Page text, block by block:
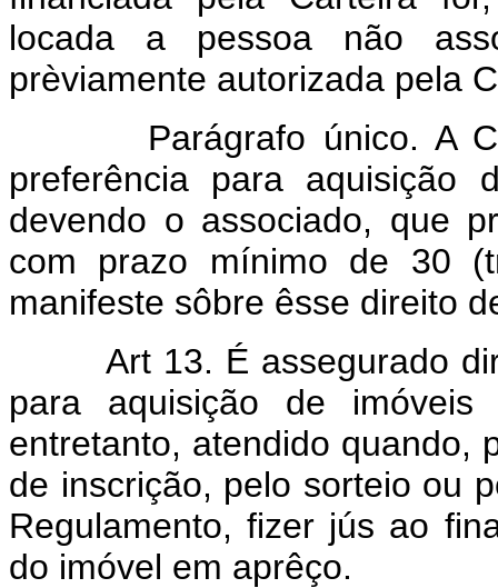
locada a pessoa não
prèviamente autorizada pela
Parágrafo único. A C.
preferência para
devendo o associado, que
com prazo mínimo de 30
manifeste sôbre êsse direito
Art 13. É assegurado
para aquisição de
entretanto, atendido quando,
de inscrição, pelo sorteio ou
Regulamento, fizer jús ao
do imóvel em aprêço.